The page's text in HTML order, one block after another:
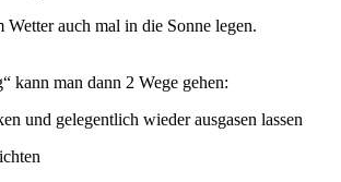
Wetter auch mal in die Sonne legen.
kann man dann 2 Wege gehen:
und gelegentlich wieder ausgasen lassen